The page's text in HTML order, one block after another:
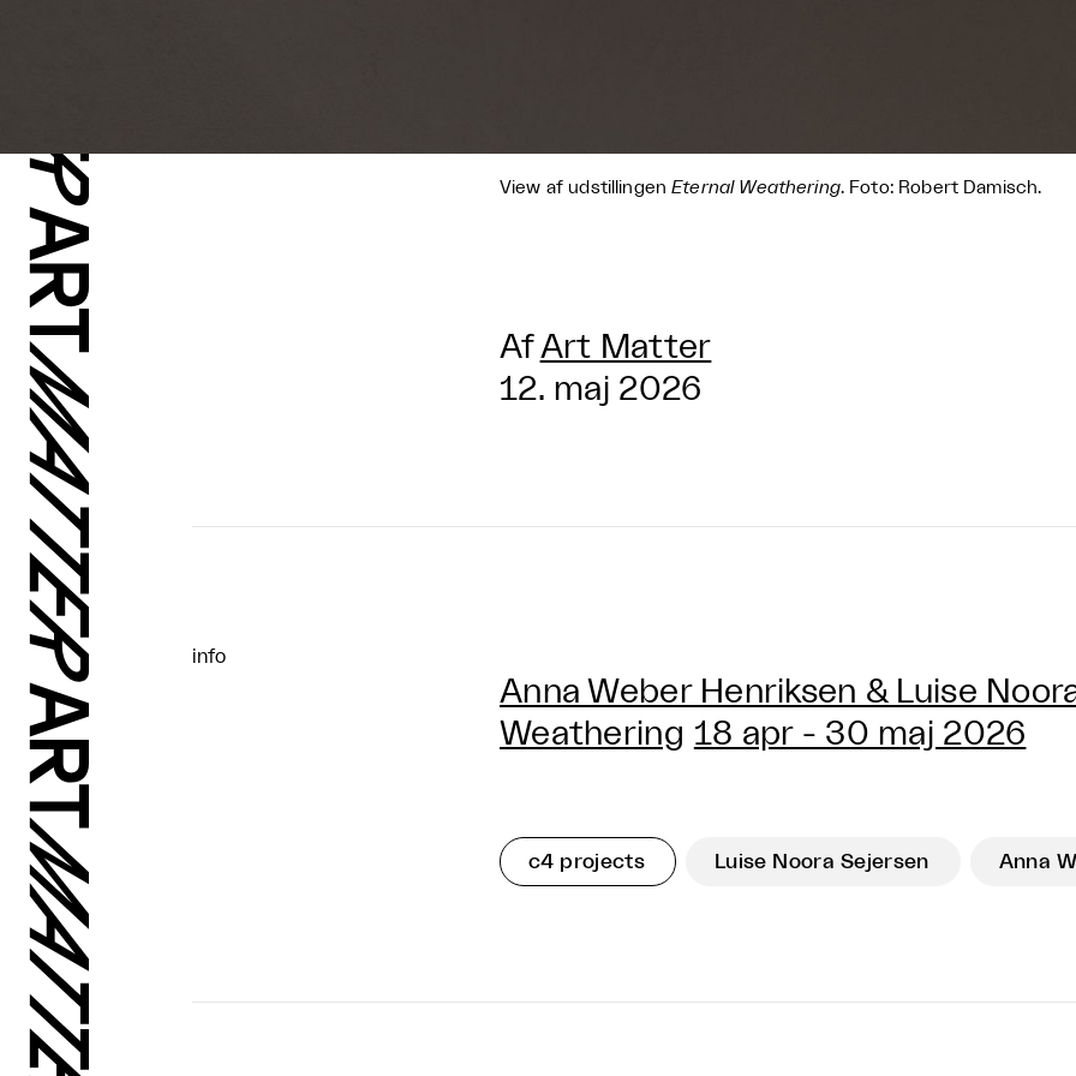
View af udstillingenEternal Weathering. Foto: Robert Damisch.
Af Art Matter
12. maj 2026
info
Anna Weber Henriksen & Luise
Weathering 18 apr - 30 maj 2026
c4 projects Luise Noora Sejersen Anna